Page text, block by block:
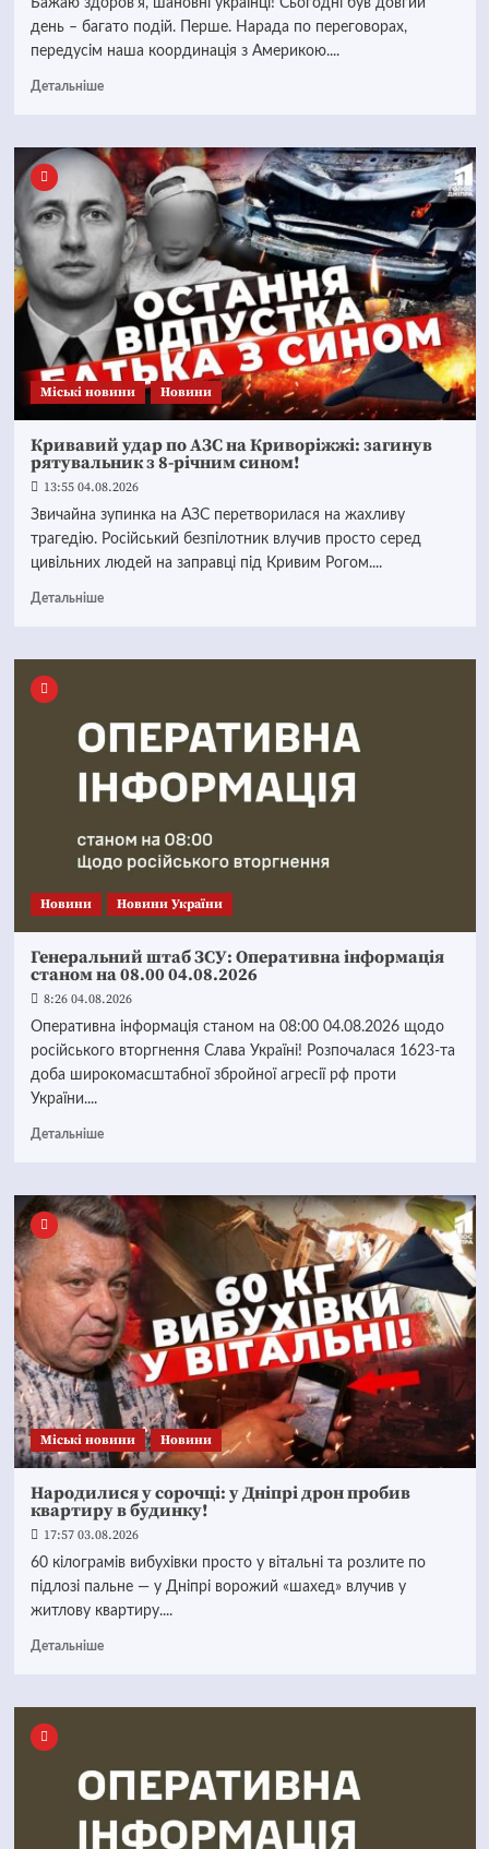
Бажаю здоров’я, шановні українці! Сьогодні був довгий
день – багато подій. Перше. Нарада по переговорах,
передусім наша координація з Америкою....
Детальніше
Mіські новини Новини
Кривавий удар по АЗС на Криворіжжі: загинув
рятувальник з 8-річним сином!
13:55 04.08.2026
Звичайна зупинка на АЗС перетворилася на жахливу
трагедію. Російський безпілотник влучив просто серед
цивільних людей на заправці під Кривим Рогом....
Детальніше
Новини Новини України
Генеральний штаб ЗСУ: Оперативна інформація
станом на 08.00 04.08.2026
8:26 04.08.2026
Оперативна інформація станом на 08:00 04.08.2026 щодо
російського вторгнення Слава Україні! Розпочалася 1623-та
доба широкомасштабної збройної агресії рф проти
України....
Детальніше
Mіські новини Новини
Народилися у сорочці: у Дніпрі дрон пробив
квартиру в будинку!
17:57 03.08.2026
60 кілограмів вибухівки просто у вітальні та розлите по
підлозі пальне — у Дніпрі ворожий «шахед» влучив у
житлову квартиру....
Детальніше